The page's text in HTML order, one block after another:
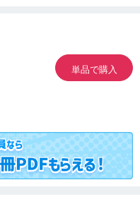
単品で購入